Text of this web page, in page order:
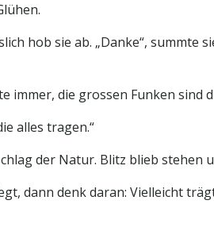
hob sie ab. „Danke“, summte
immer, die grossen Funken sind
alles tragen.“
der Natur. Blitz blieb stehen
dann denk daran: Vielleicht